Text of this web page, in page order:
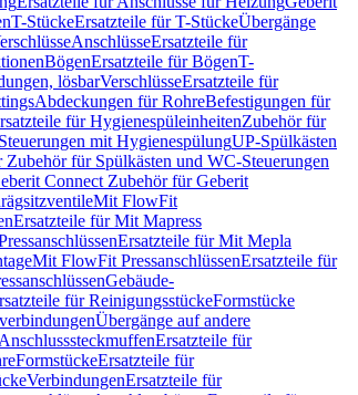
T-StückeErsatzteile für T-StückeÜbergänge
AnschlüsseErsatzteile für
BögenErsatzteile für BögenT-
lösbarVerschlüsseErsatzteile für
Abdeckungen für RohreBefestigungen für
für HygienespüleinheitenZubehör für
mit HygienespülungUP-Spülkästen
Zubehör für Spülkästen und WC-Steuerungen
Connect Zubehör für Geberit
Mit FlowFit
Ersatzteile für Mit Mapress
Ersatzteile für Mit Mepla
Mit FlowFit PressanschlüssenErsatzteile für
Gebäude-
für ReinigungsstückeFormstücke
Übergänge auf andere
AnschlusssteckmuffenErsatzteile für
FormstückeErsatzteile für
VerbindungenErsatzteile für